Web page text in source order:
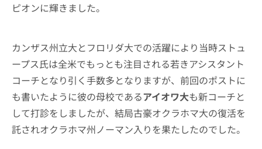
ピオンに輝きました。
カンザス州立大とフロリダ大での活躍により当時ストュ
ープス氏は全米でもっとも注目される若きアシスタント
コーチとなり引く手数多となりますが、前回のポストに
も書いたように彼の母校であるアイオワ大も新コーチと
して打診をしましたが、結局古豪オクラホマ大の復活を
託されオクラホマ州ノーマン入りを果たしたのでした。